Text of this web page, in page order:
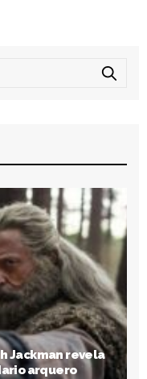
Jackman revela
arquero